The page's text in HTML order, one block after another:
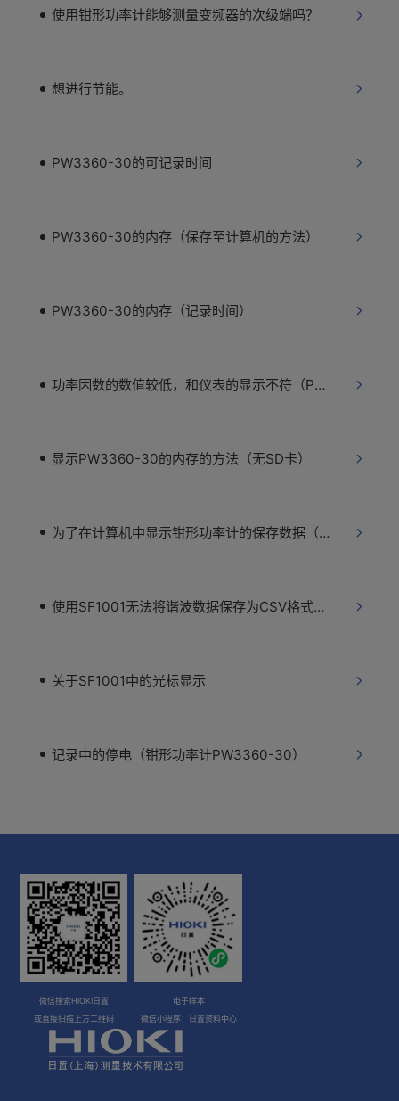
使用钳形功率计能够测量变频器的次级端吗？
想进行节能。
PW3360-30的可记录时间
PW3360-30的内存（保存至计算机的方法）
PW3360-30的内存（记录时间）
功率因数的数值较低，和仪表的显示不符（PW3360-30）
显示PW3360-30的内存的方法（无SD卡）
为了在计算机中显示钳形功率计的保存数据（PW3360-30/PW3365-30）
使用SF1001无法将谐波数据保存为CSV格式（PW3360-31）
关于SF1001中的光标显示
记录中的停电（钳形功率计PW3360-30）
微信搜索HIOKI日置
或直接扫描上方二维码
电子样本
微信小程序：日置资料中心